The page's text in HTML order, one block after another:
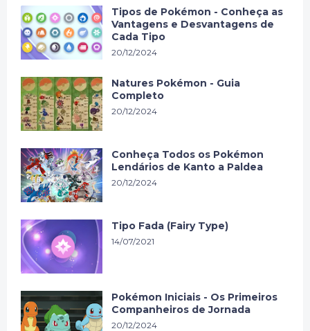
Tipos de Pokémon - Conheça as
Vantagens e Desvantagens de
Cada Tipo
20/12/2024
Natures Pokémon - Guia
Completo
20/12/2024
Conheça Todos os Pokémon
Lendários de Kanto a Paldea
20/12/2024
Tipo Fada (Fairy Type)
14/07/2021
Pokémon Iniciais - Os Primeiros
Companheiros de Jornada
20/12/2024